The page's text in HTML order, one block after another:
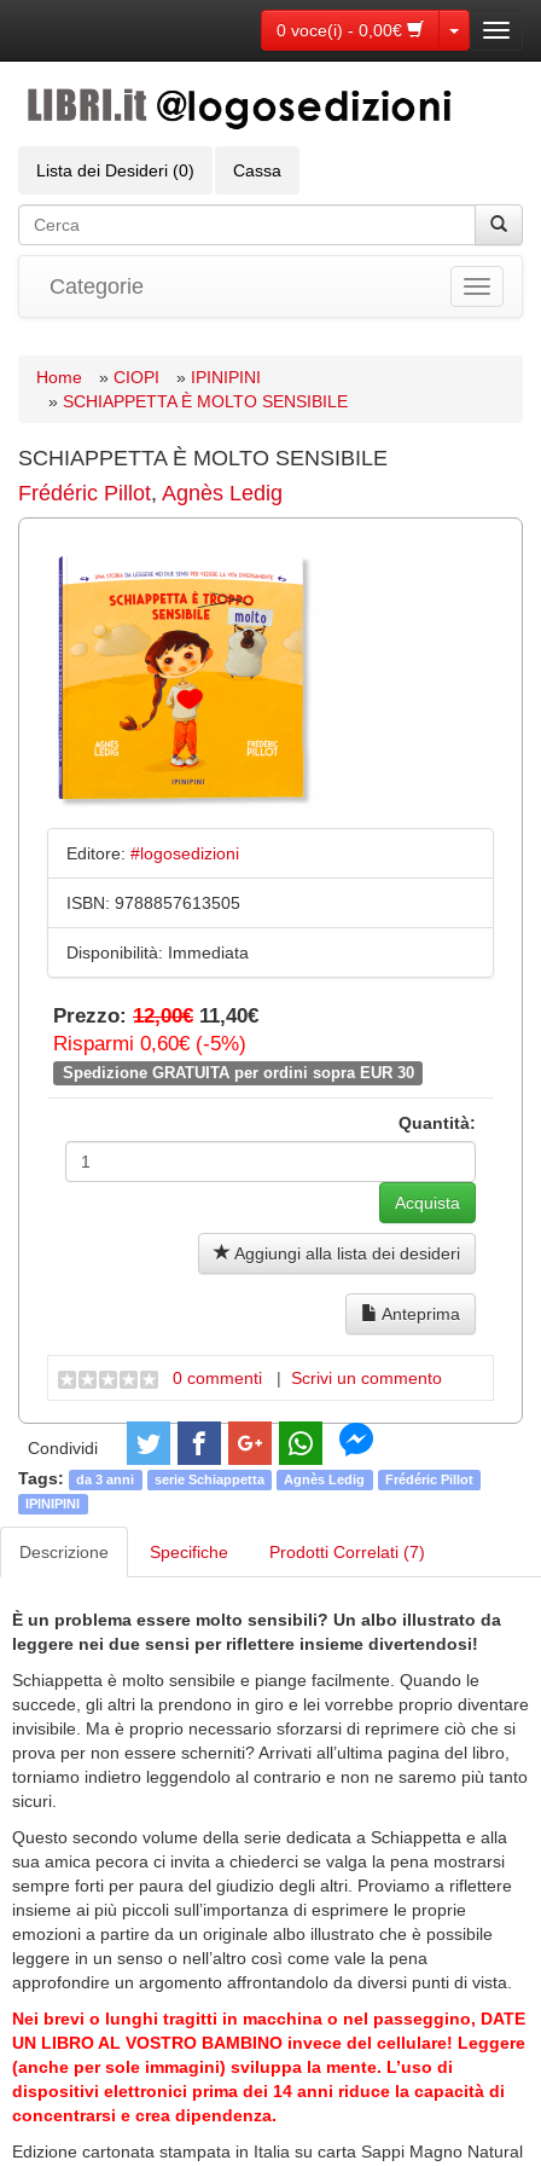
0 voce(i) - 0,00€ Toggle
Lista dei Desideri (0) Cassa
Toggle
Categorie
Home » CIOPI » IPINIPINI
» SCHIAPPETTA È MOLTO SENSIBILE
SCHIAPPETTA È MOLTO SENSIBILE
Frédéric Pillot, Agnès Ledig
Editore: #logosedizioni
ISBN: 9788857613505
Disponibilità: Immediata
Prezzo: 12,00€ 11,40€
Risparmi 0,60€ (-5%)
Spedizione GRATUITA per ordini sopra EUR 30
Quantità:
Aggiungi alla lista dei desideri
Anteprima
0 commenti | Scrivi un commento
Condividi
Tags:
da 3 anni serie Schiappetta Agnès Ledig
Frédéric Pillot
IPINIPINI
Descrizione Specifiche Prodotti Correlati (7)
È un problema essere molto sensibili? Un albo illustrato da
leggere nei due sensi per riflettere insieme divertendosi!
Schiappetta è molto sensibile e piange facilmente. Quando le
succede, gli altri la prendono in giro e lei vorrebbe proprio diventare
invisibile. Ma è proprio necessario sforzarsi di reprimere ciò che si
prova per non essere scherniti? Arrivati all’ultima pagina del libro,
torniamo indietro leggendolo al contrario e non ne saremo più tanto
sicuri.
Questo secondo volume della serie dedicata a Schiappetta e alla
sua amica pecora ci invita a chiederci se valga la pena mostrarsi
sempre forti per paura del giudizio degli altri. Proviamo a riflettere
insieme ai più piccoli sull’importanza di esprimere le proprie
emozioni a partire da un originale albo illustrato che è possibile
leggere in un senso o nell’altro così come vale la pena
approfondire un argomento affrontandolo da diversi punti di vista.
Nei brevi o lunghi tragitti in macchina o nel passeggino, DATE
UN LIBRO AL VOSTRO BAMBINO invece del cellulare! Leggere
(anche per sole immagini) sviluppa la mente. L’uso di
dispositivi elettronici prima dei 14 anni riduce la capacità di
concentrarsi e crea dipendenza.
Edizione cartonata stampata in Italia su carta Sappi Magno Natural